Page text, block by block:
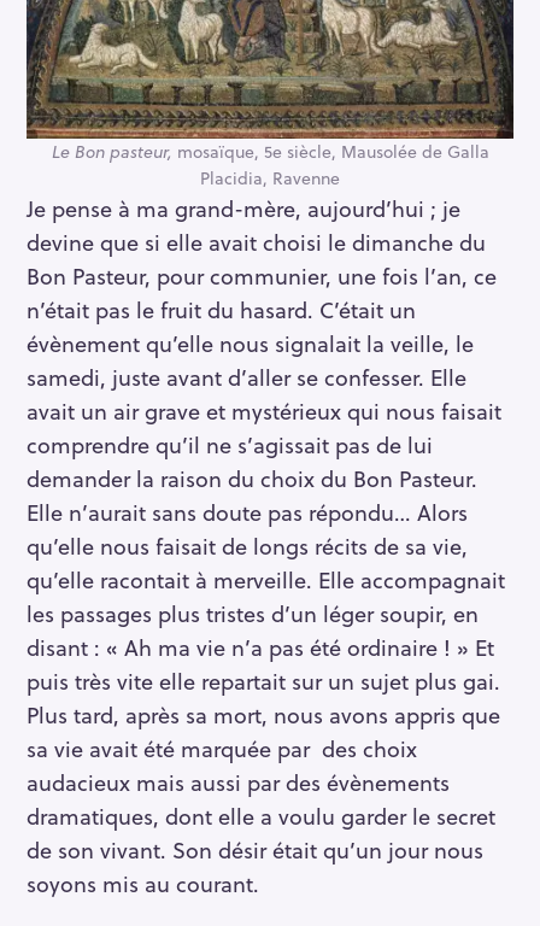
Le Bon pasteur, mosaïque, 5e siècle, Mausolée de Galla
Placidia, Ravenne
Je pense à ma grand-mère, aujourd’hui ; je
devine que si elle avait choisi le dimanche du
Bon Pasteur, pour communier, une fois l’an, ce
n’était pas le fruit du hasard. C’était un
évènement qu’elle nous signalait la veille, le
samedi, juste avant d’aller se confesser. Elle
avait un air grave et mystérieux qui nous faisait
comprendre qu’il ne s’agissait pas de lui
demander la raison du choix du Bon Pasteur.
Elle n’aurait sans doute pas répondu… Alors
qu’elle nous faisait de longs récits de sa vie,
qu’elle racontait à merveille. Elle accompagnait
les passages plus tristes d’un léger soupir, en
disant : « Ah ma vie n’a pas été ordinaire ! » Et
puis très vite elle repartait sur un sujet plus gai.
Plus tard, après sa mort, nous avons appris que
sa vie avait été marquée par des choix
audacieux mais aussi par des évènements
dramatiques, dont elle a voulu garder le secret
de son vivant. Son désir était qu’un jour nous
soyons mis au courant.
a
r
c
h
f
o
r